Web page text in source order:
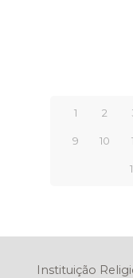
1 2
9 10
Instituição